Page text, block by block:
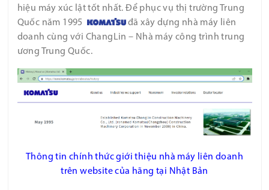
hiệu máy xúc lật tốt nhất. Để phục vụ thị trường Trung
Quốc năm 1995
đã xây dựng nhà máy liên
doanh cùng với ChangLin – Nhà máy công trình trung
ương Trung Quốc.
Thông tin chính thức giới thiệu nhà máy liên doanh
trên website của hãng tại Nhật Bản